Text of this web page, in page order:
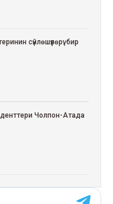
сүйлөшүүлөрү: бир
Чолпон-Атада